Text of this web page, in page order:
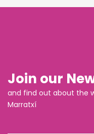
Join our
and find out about the
Marratxí